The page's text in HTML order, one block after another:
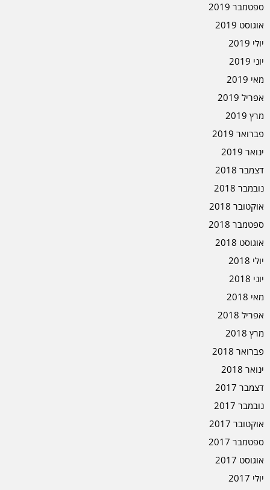
ספטמבר 2019
אוגוסט 2019
יולי 2019
יוני 2019
מאי 2019
אפריל 2019
מרץ 2019
פברואר 2019
ינואר 2019
דצמבר 2018
נובמבר 2018
אוקטובר 2018
ספטמבר 2018
אוגוסט 2018
יולי 2018
יוני 2018
מאי 2018
אפריל 2018
מרץ 2018
פברואר 2018
ינואר 2018
דצמבר 2017
נובמבר 2017
אוקטובר 2017
ספטמבר 2017
אוגוסט 2017
יולי 2017